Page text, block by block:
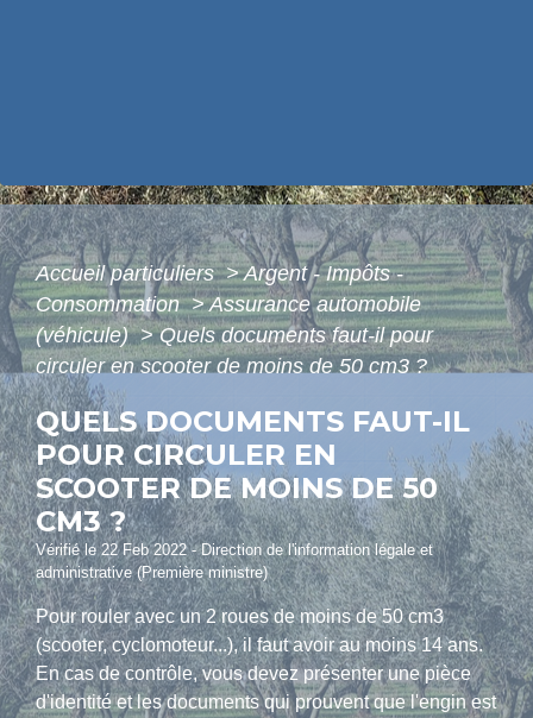
Accueil particuliers> Argent - Impôts -
Consommation> Assurance automobile
(véhicule)> Quels documents faut-il pour
circuler en scooter de moins de 50 cm3 ?
QUELS DOCUMENTS FAUT-IL
POUR CIRCULER EN
SCOOTER DE MOINS DE 50
CM3 ?
Vérifié le 22 Feb 2022 - Direction de l'information légale et
administrative (Première ministre)
Pour rouler avec un 2 roues de moins de 50 cm3
(scooter, cyclomoteur...), il faut avoir au moins 14 ans.
En cas de contrôle, vous devez présenter une pièce
d'identité et les documents qui prouvent que l'engin est